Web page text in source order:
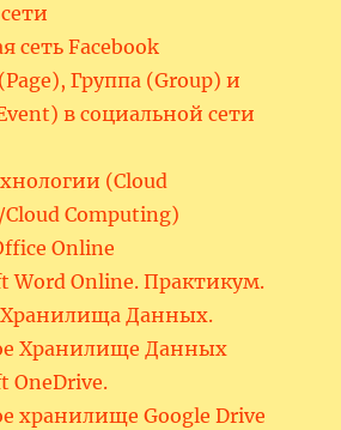
сеть Facebook
Группа (Group) и
в социальной сети
(Cloud
Computing)
Online
Word Online. Практикум.
Данных.
Хранилище Данных
OneDrive.
хранилище Google Drive